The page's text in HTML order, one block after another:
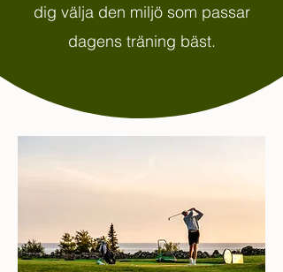
dig välja den miljö som passar
dagens träning bäst.